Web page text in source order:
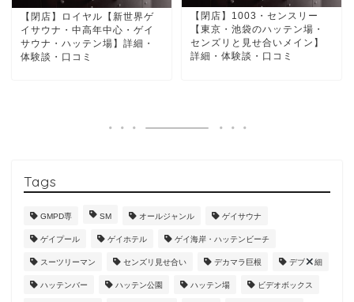
【閉店】ロイヤル【新世界ゲ
イサウナ・中高年中心・ゲイ
サウナ・ハッテン場】詳細・
体験談・口コミ
【閉店】1003・センスリー
【東京・池袋のハッテン場・
センズリと見せ合いメイン】
詳細・体験談・口コミ
Tags
GMPD専 SM オールジャンル ゲイサウナ
ゲイプール ゲイホテル ゲイ海岸・ハッテンビーチ
スーツリーマン センズリ見せ合い デカマラ巨根 デブ 細
ハッテンバー ハッテン公園 ハッテン場 ビデオボックス